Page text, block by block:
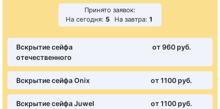
Принято заявок:
На сегодня: 5 На завтра: 1
Вскрытие сейфа
отечественного
от 960 pуб.
Вскрытие сейфа Onix от 1100 pуб.
Вскрытие сейфа Juwel от 1100 pуб.